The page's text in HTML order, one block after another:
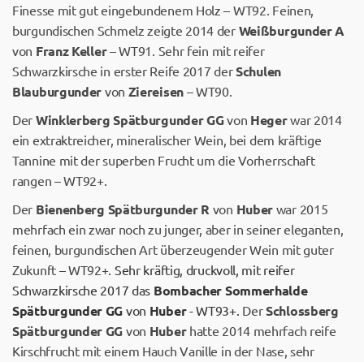
Finesse mit gut eingebundenem Holz – WT92. Feinen,
burgundischen Schmelz zeigte 2014 der Weißburgunder A
von Franz Keller– WT91. Sehr fein mit reifer
Schwarzkirsche in erster Reife 2017 derSchulen
Blauburgunder von Ziereisen– WT90.
Der Winklerberg Spätburgunder GGvon Hegerwar 2014
ein extraktreicher, mineralischer Wein, bei dem kräftige
Tannine mit der superben Frucht um die Vorherrschaft
rangen – WT92+.
Der Bienenberg Spätburgunder R von Huber war 2015
mehrfach ein zwar noch zu junger, aber in seiner eleganten,
feinen, burgundischen Art überzeugender Wein mit guter
Zukunft – WT92+. Sehr kräftig, druckvoll, mit reifer
Schwarzkirsche 2017 das Bombacher Sommerhalde
Spätburgunder GG von Huber- WT93+. DerSchlossberg
Spätburgunder GG von Huberhatte 2014 mehrfach reife
Kirschfrucht mit einem Hauch Vanille in der Nase, sehr